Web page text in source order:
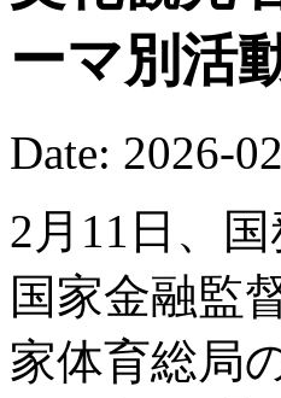
ーマ別活
Date: 2026-
2月11日、
国家金融監
家体育総局